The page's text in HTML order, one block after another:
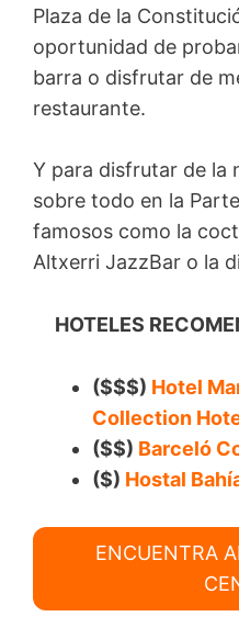
Plaza de la
oportunidad de
barra o disfrutar de
restaurante.
Y para disfrutar de la
sobre todo en la
famosos como la
Altxerri JazzBar o la
HOTELES
($$$) Hotel
Collection
($$) Barceló
($) Hostal
ENCUENTRA